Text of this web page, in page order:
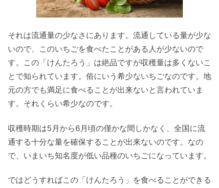
それは流通量の少なさにあります。流通している量が少な
いので、このいちごを食べたことがある人が少ないので
す。この「けんたろう」は絶品ですが収穫量は多くないこ
とで知られています。俗にいう希少ないちごなのです。地
元の方でも満足に食べることが出来ないと言われていま
す。それくらい希少なのです。
収穫時期は5月から6月頃の僅かな間しかなく、全国に流
通する十分な量を確保することが出来ないのです。なの
で、いまいち知名度が低い品種のいちごになっています。
ではどうすればこの「けんたろう」を食べることができる